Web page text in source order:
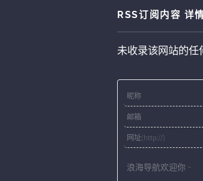
RSS订阅内容 详
未收录该网站的任